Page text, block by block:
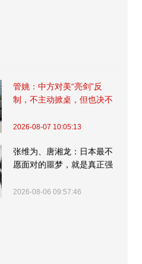
管姚：中方对美“亮剑”反
制，不主动掀桌，但也决不
2026-08-07 10:05:13
张维为、唐湘龙：日本最不
愿面对的噩梦，就是真正强
2026-08-06 09:57:46